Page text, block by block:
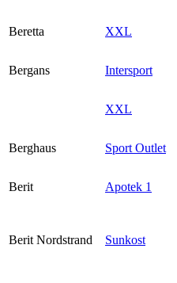
Beretta XXL
Bergans
Intersport
XXL
Berghaus
Sport Outlet
Berit Apotek 1
Berit Nordstrand Sunkost